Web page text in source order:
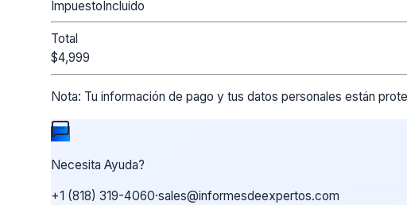
ImpuestoIncluido
Total
$4,999
Nota: Tu información de pago y tus datos personales están
Necesita Ayuda?
+1 (818) 319-4060·sales@informesdeexpertos.com